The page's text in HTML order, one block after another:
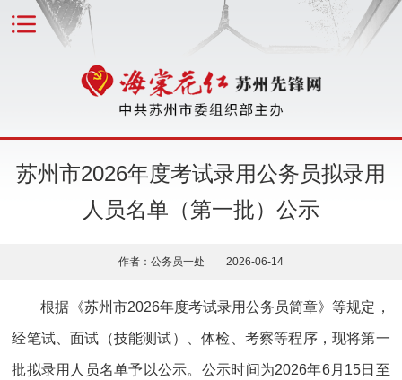
苏州市2026年度考试录用公务员拟录用
人员名单（第一批）公示
作者：公务员一处 2026-06-14
根据《苏州市2026年度考试录用公务员简章》等规定，
经笔试、面试（技能测试）、体检、考察等程序，现将第一
批拟录用人员名单予以公示。公示时间为2026年6月15日至